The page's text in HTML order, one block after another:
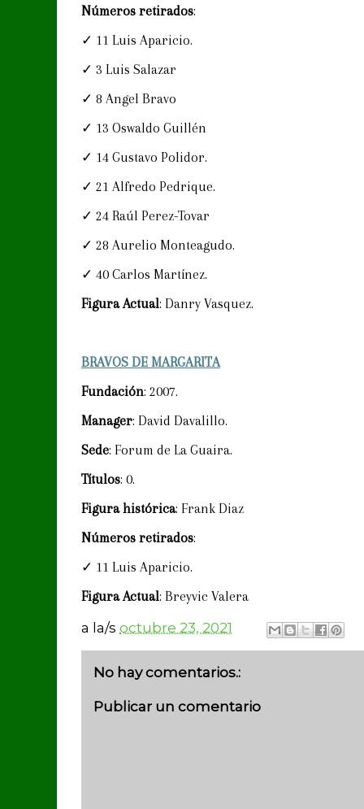
Números retirados:
✓ 11 Luis Aparicio.
✓ 3 Luis Salazar
✓ 8 Angel Bravo
✓ 13 Oswaldo Guillén
✓ 14 Gustavo Polidor.
✓ 21 Alfredo Pedrique.
✓ 24 Raúl Perez-Tovar
✓ 28 Aurelio Monteagudo.
✓ 40 Carlos Martínez.
Figura Actual: Danry Vasquez.
BRAVOS DE MARGARITA
Fundación: 2007.
Manager: David Davalillo.
Sede: Forum de La Guaira.
Títulos: 0.
Figura histórica: Frank Diaz
Números retirados:
✓ 11 Luis Aparicio.
Figura Actual: Breyvic Valera
a la/s octubre 23, 2021
No hay comentarios.:
Publicar un comentario